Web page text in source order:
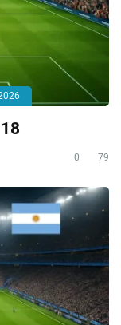
0 79